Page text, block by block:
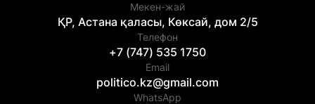
Мекен-жай
ҚР, Астана қаласы, Көксай, дом 2/5
Телефон
+7 (747) 535 1750
Email
politico.kz@gmail.com
WhatsApp